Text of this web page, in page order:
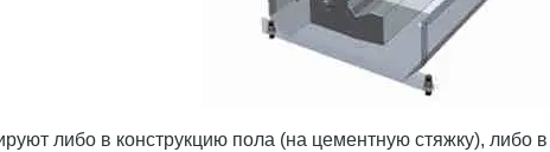
либо в конструкцию пола (на цементную стяжку),